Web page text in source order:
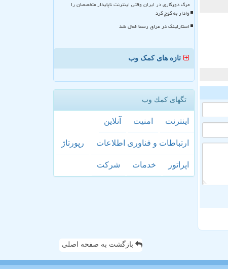
مرگ دورکاری در ایران وقتی اینترنت ناپایدار متخصصان را
وادار به کوچ کرد
استارلینک در عراق رسما فعال شد
تازه های کمک وب
تگهای كمك وب
اینترنت امنیت آنلاین
ارتباطات و فناوری اطلاعات رپورتاژ
اپراتور خدمات شركت
بازگشت به صفحه اصلی